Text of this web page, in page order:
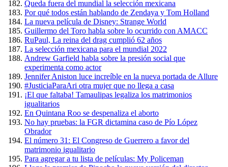
Queda fuera del mundial la selección mexicana
Por qué todos están hablando de Zendaya y Tom Holland
La nueva película de Disney: Strange World
Guillermo del Toro habla sobre lo ocurrido con AMACC
RuPaul, La reina del drag cumplió 62 años
La selección mexicana para el mundial 2022
Andrew Garfield habla sobre la presión social que
experimenta como actor
Jennifer Aniston luce increíble en la nueva portada de Allure
#JusticiaParaAri otra mujer que no llega a casa
¡El que faltaba! Tamaulipas legaliza los matrimonios
igualitarios
En Quintana Roo se despenaliza el aborto
No hay pruebas: la FGR dictamina caso de Pío López
Obrador
El número 31: El Congreso de Guerrero a favor del
matrimonio igualitario
Para agregar a tu lista de películas: My Policeman